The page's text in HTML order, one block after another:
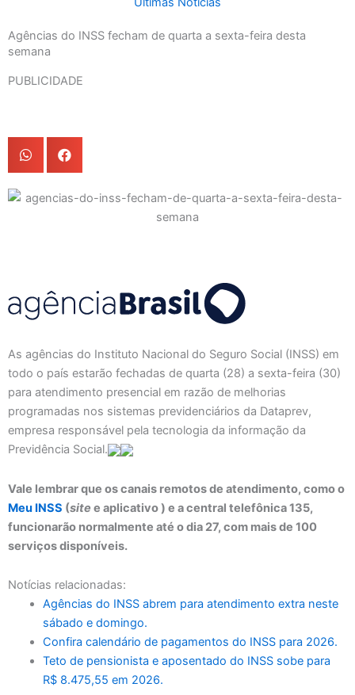
Agências do INSS fecham de quarta a sexta-feira desta
semana
PUBLICIDADE
As agências do Instituto Nacional do Seguro Social (INSS) em
todo o país estarão fechadas de quarta (28) a sexta-feira (30)
para atendimento presencial em razão de melhorias
programadas nos sistemas previdenciários da Dataprev,
empresa responsável pela tecnologia da informação da
Previdência Social.
Vale lembrar que os canais remotos de atendimento, como o
Meu INSS (site e aplicativo ) e a central telefônica 135,
funcionarão normalmente até o dia 27, com mais de 100
serviços disponíveis.
Notícias relacionadas:
Agências do INSS abrem para atendimento extra neste
sábado e domingo.
Confira calendário de pagamentos do INSS para 2026.
Teto de pensionista e aposentado do INSS sobe para
R$ 8.475,55 em 2026.